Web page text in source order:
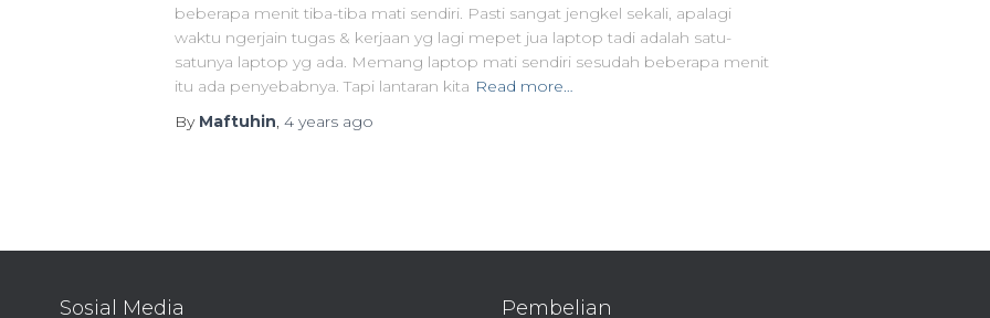
beberapa menit tiba-tiba mati sendiri. Pasti sangat jengkel sekali, apalagi
waktu ngerjain tugas & kerjaan yg lagi mepet jua laptop tadi adalah satu-
satunya laptop yg ada. Memang laptop mati sendiri sesudah beberapa menit
itu ada penyebabnya. Tapi lantaran kita Read more…
By Maftuhin, 4 yearsago
Sosial Media Pembelian